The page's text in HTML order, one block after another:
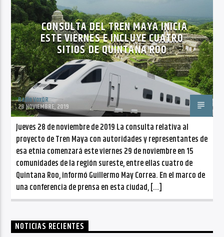
NO TITLES AVAILABLE
Radio VoxQR
CONSULTA DEL TREN MAYA INICIA
ESTE VIERNES E INCLUYE CUATRO
SITIOS DE QUINTANA ROO
Radio VoxQR
28 NOVIEMBRE, 2019
Jueves 28 de noviembre de 2019 La consulta relativa al
proyecto de Tren Maya con autoridades y representantes de
esa etnia comenzará este viernes 29 de noviembre en 15
comunidades de la región sureste, entre ellas cuatro de
Quintana Roo, informó Guillermo May Correa. En el marco de
una conferencia de prensa en esta ciudad, […]
NOTICIAS RECIENTES